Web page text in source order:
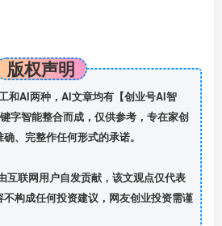
版权声明
和AI两种，AI文章均有【创业号AI智
字智能整合而成，仅供参考，专在家创
、完整作任何形式的承诺。
互联网用户自发贡献，该文观点仅代表
构成任何投资建议，网友创业投资需谨